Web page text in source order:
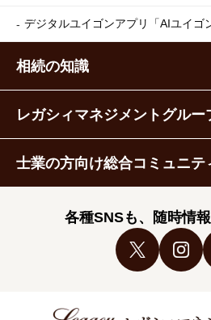
デジタルユイゴンアプリ 「AIユイゴ
相続の知識
レガシィマネジメントグルー
士業の方向け総合コミュニテ
各種SNSも、随時情報